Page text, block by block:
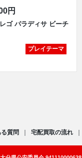
円
ゴ パラディサ ビーチ
プレイテーマ
質問 宅配買取の流れ